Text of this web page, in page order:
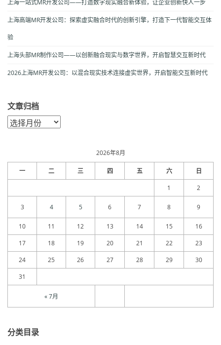
上海一站式MR开发公司——打造数字现实融合新体验，让企业创新快人一步
上海高端MR开发公司：探索虚实融合时代的创新引擎，打造下一代智能交互体
验
上海头部MR制作公司——以创新融合现实与数字世界，开启智慧交互新时代
2026上海MR开发公司：以混合现实技术连接虚实世界，开启智能交互新时代
文章归档
文
章
2026年8月
一 二 三 四 五 六 日
« 7月
1 2
3 4 5 6 7 8 9
10 11 12 13 14 15
16
17
18 19 20 21 22
23
24
25 26 27 28 29
30
31
分类目录